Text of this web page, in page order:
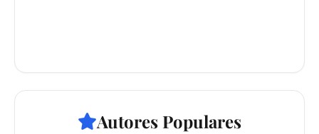
Autores Populares